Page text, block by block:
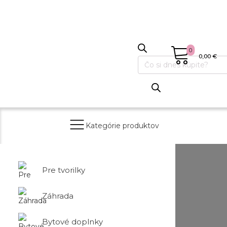
Products
search
0
0,00€
Kategórie produktov
Pre tvorilky
Záhrada
Bytové doplnky